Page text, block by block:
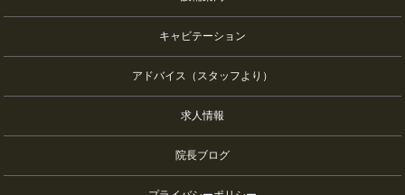
キャビテーション
アドバイス（スタッフより）
求人情報
院長ブログ